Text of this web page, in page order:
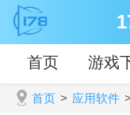
首页 游戏
首页 > 应用软件 >